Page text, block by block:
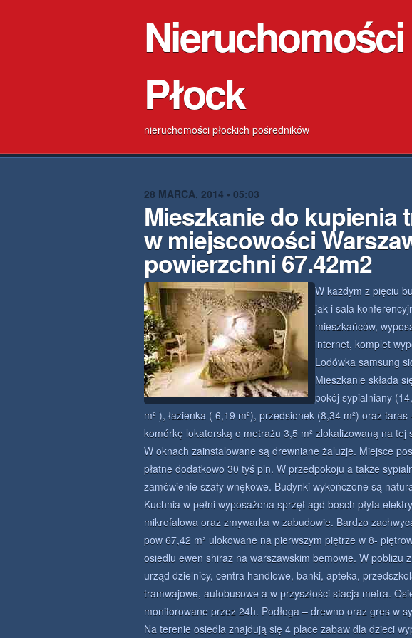
Nieruchomości
Płock
nieruchomości płockich pośredników
28 MARCA, 2014 • 05:03
Mieszkanie do kupienia
w miejscowości
powierzchni 67.42m2
W każdym z pięciu
jak i sala
mieszkańców,
internet, komplet
Lodówka samsung
Mieszkanie składa
pokój sypialniany
m² ), łazienka ( 6,19 m²), przedsionek (8,34 m²) oraz
komórkę lokatorską o metrażu 3,5 m² zlokalizowaną na
W oknach zainstalowane są drewniane żaluzje. Miejsce
płatne dodatkowo 30 tyś pln. W przedpokoju a także
zamówienie szafy wnękowe. Budynki wykończone są
Kuchnia w pełni wyposażona sprzęt agd bosch płyta
mikrofalowa oraz zmywarka w zabudowie. Bardzo
pow 67,42 m² ulokowane na pierwszym piętrze w 8-
osiedlu ewen shiraz na warszawskim bemowie. W pobliżu
urząd dzielnicy, centra handlowe, banki, apteka,
tramwajowe, autobusowe a w przyszłości stacja metra.
monitorowane przez 24h. Podłoga – drewno oraz gres w
Na terenie osiedla znajdują się 4 place zabaw dla dzieci